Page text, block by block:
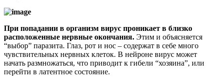
При попадании в организм вирус проникает в близко
расположенные нервные окончания. Этим и объясняется
“выбор” паразита. Глаз, рот и нос – содержат в себе много
чувствительных нервных клеток. В нейроне вирус может
начать размножаться, что приводит к гибели “хозяина”, или
перейти в латентное состояние.